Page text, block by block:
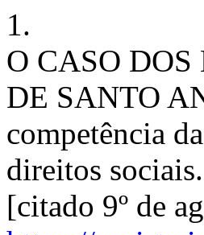
1.
O CASO
DE SANTO
competência
direitos
[citado 9º de